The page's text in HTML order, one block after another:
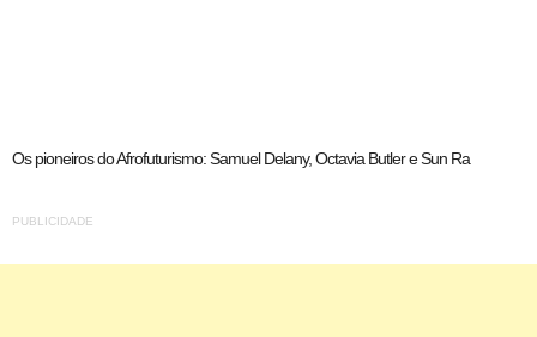
Os pioneiros do Afrofuturismo: Samuel Delany, Octavia Butler e Sun Ra
PUBLICIDADE